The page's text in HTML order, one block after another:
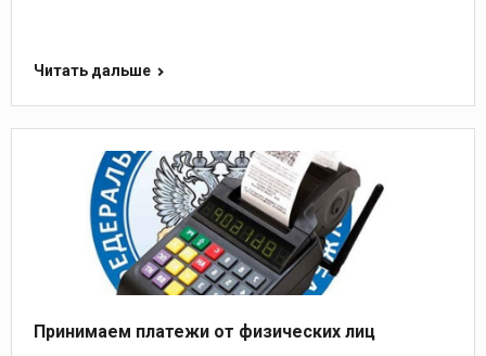
Читать дальше
Принимаем платежи от физических лиц